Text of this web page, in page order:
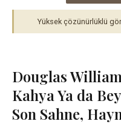
Yüksek çözünürlüklü
Douglas
Kahya Ya da
Son Sahne,